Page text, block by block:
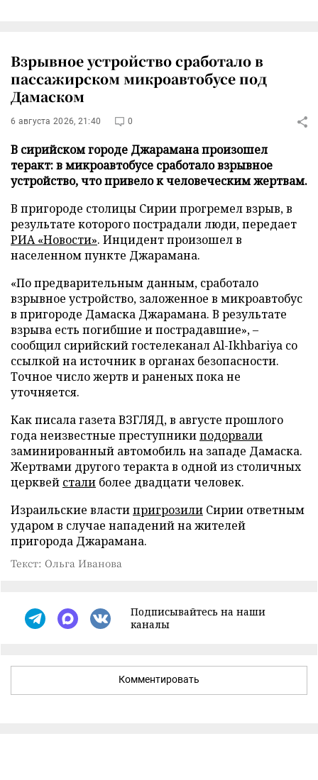
Взрывное устройство сработало в
пассажирском микроавтобусе под
Дамаском
6 августа 2026, 21:40 0
В сирийском городе Джарамана произошел
теракт: в микроавтобусе сработало взрывное
устройство, что привело к человеческим жертвам.
В пригороде столицы Сирии прогремел взрыв, в
результате которого пострадали люди, передает
РИА «Новости». Инцидент произошел в
населенном пункте Джарамана.
«По предварительным данным, сработало
взрывное устройство, заложенное в микроавтобус
в пригороде Дамаска Джарамана. В результате
взрыва есть погибшие и пострадавшие», –
сообщил сирийский гостелеканал Al-Ikhbariya со
ссылкой на источник в органах безопасности.
Точное число жертв и раненых пока не
уточняется.
Как писала газета ВЗГЛЯД, в августе прошлого
года неизвестные преступникиподорвали
заминированный автомобиль на западе Дамаска.
Жертвами другого теракта в одной из столичных
церквей стали более двадцати человек.
Израильские властипригрозили Сирии ответным
ударом в случае нападений на жителей
пригорода Джарамана.
Текст: Ольга Иванова
Подписывайтесь на наши
каналы
Комментировать